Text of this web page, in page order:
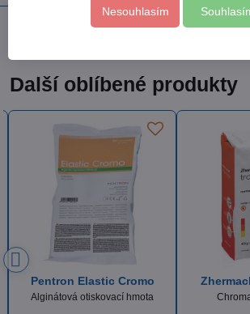
Další oblíbené produkty
Zhermack Orthoprint
Ortodontický alginát
Nesouhlasím